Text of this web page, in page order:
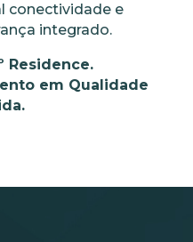
conectividade e
integrado.
Residence.
em Qualidade